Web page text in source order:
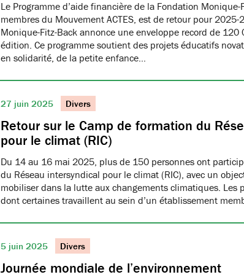
Le Programme d’aide financière de la Fondation Monique-
membres du Mouvement ACTES, est de retour pour 2025-
Monique-Fitz-Back annonce une enveloppe record de
édition. Ce programme soutient des projets éducatifs
en solidarité, de la petite enfance…
27 juin 2025 Divers
Retour sur le Camp de formation du
pour le climat (RIC)
Du 14 au 16 mai 2025, plus de 150 personnes ont
du Réseau intersyndical pour le climat (RIC), avec un
mobiliser dans la lutte aux changements climatiques. Les
dont certaines travaillent au sein d’un établissement
5 juin 2025 Divers
Journée mondiale de l’environnement